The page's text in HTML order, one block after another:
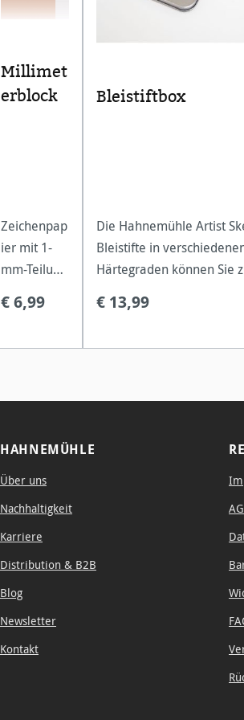
Millimet
erblock
Zeichenpap
ier mit 1-
mm-Teilung
Millimeter
€ 6,99
Bleistiftbox
Die Hahnemühle Artist
Bleistifte in
Härtegraden können Sie
großflächigen Entwürfen
€ 13,99
HAHNEMÜHLE
Über uns
Nachhaltigkeit
Karriere
Distribution & B2B
Blog
Newsletter
Kontakt